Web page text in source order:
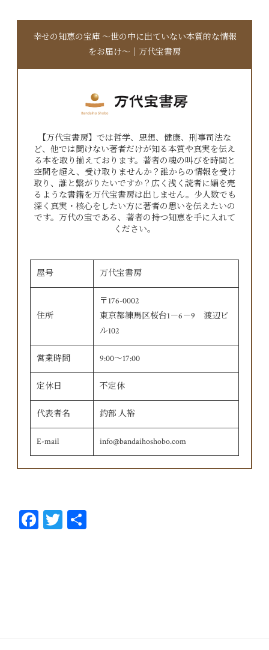
幸せの知恵の宝庫 〜世の中に出ていない本質的な情報
をお届け〜｜万代宝書房
【万代宝書房】では哲学、思想、健康、刑事司法な
ど、他では聞けない著者だけが知る本質や真実を伝え
る本を取り揃えております。著者の魂の叫びを時間と
空間を超え、受け取りませんか？誰からの情報を受け
取り、誰と繋がりたいですか？広く浅く読者に媚を売
るような書籍を万代宝書房は出しません。少人数でも
深く真実・核心をしたい方に著者の思いを伝えたいの
です。万代の宝である、著者の持つ知恵を手に入れて
ください。
屋号 万代宝書房
住所
〒176-0002
東京都練馬区桜台1－6－9 渡辺ビ
ル102
営業時間 9:00〜17:00
定休日 不定休
代表者名 釣部 人裕
E-mail info@bandaihoshobo.com
Fa T